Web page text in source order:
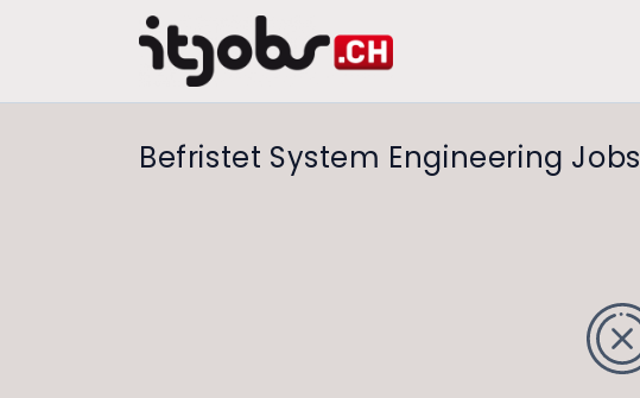
Befristet System Engineering Jobs